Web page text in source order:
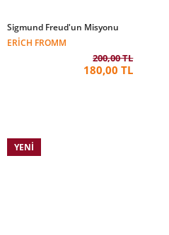
Sigmund Freud'un Misyonu
ERICH FROMM
200,00 TL
180,00 TL
YENI